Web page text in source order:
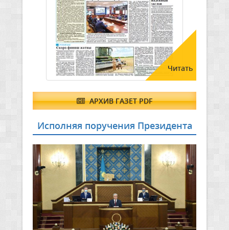
Читать
АРХИВ ГАЗЕТ PDF
Исполняя поручения Президента